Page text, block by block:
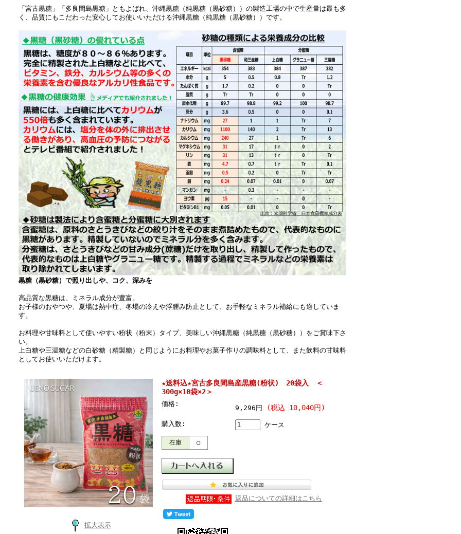
「宮古黒糖」「多良間島黒糖」ともよばれ、沖縄黒糖（純黒糖（黒砂糖））の製造工場の中で生産量は最も多
く、品質にもこだわった安心してお使いいただける沖縄黒糖（純黒糖（黒砂糖））です。
黒糖（黒砂糖）で照り出しや、コク、深みを
高品質な黒糖は、ミネラル成分が豊富。
お子様のおやつや、夏場は熱中症、冬場の冷えや浮腫み防止として、お手軽なミネラル補給にも適していま
す。
お料理や甘味料として使いやすい粉状（粉末）タイプ、美味しい沖縄黒糖（純黒糖（黒砂糖））をご賞味下さ
い。
上白糖や三温糖などの白砂糖（精製糖）と同じようにお料理やお菓子作りの調味料として、また飲料の甘味料
としてお使いいただけます。
拡大表示
★送料込★宮古多良間島産黒糖(粉状) 20袋入 ＜
300g×10袋×2＞
価格:
9,296円 (税込 10,040円)
購入数: ケース
在庫 ○
返品についての詳細はこちら